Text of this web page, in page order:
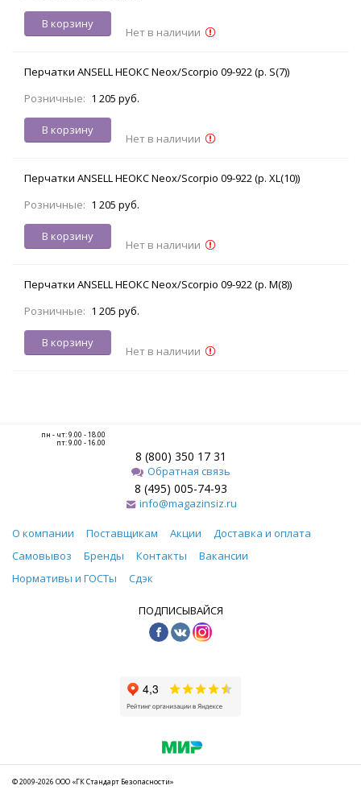
В корзину
Нет в наличии
Перчатки ANSELL НЕОКС Neox/Scorpio 09-922 (р. S(7))
Розничные: 1 205 руб.
В корзину
Нет в наличии
Перчатки ANSELL НЕОКС Neox/Scorpio 09-922 (р. XL(10))
Розничные: 1 205 руб.
В корзину
Нет в наличии
Перчатки ANSELL НЕОКС Neox/Scorpio 09-922 (р. M(8))
Розничные: 1 205 руб.
В корзину
Нет в наличии
пн - чт: 9.00 - 18.00
пт: 9.00 - 16.00
8 (800) 350 17 31
Обратная связь
8 (495) 005-74-93
info@magazinsiz.ru
О компании Поставщикам Акции
Доставка и оплата
Самовывоз
Бренды Контакты
Вакансии
Нормативы и ГОСТы
Сдэк
ПОДПИСЫВАЙСЯ
© 2009-2026 ООО «ГК Стандарт Безопасности»